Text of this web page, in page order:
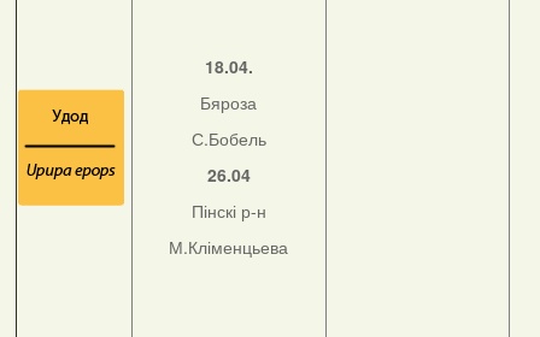
18.04.
Бяроза
С.Бобель
26.04
Пінскі р-н
М.Кліменцьева